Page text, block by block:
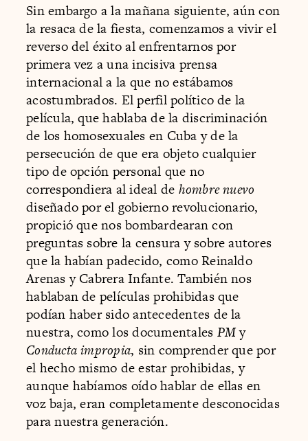
Sin embargo a la mañana siguiente, aún con
la resaca de la fiesta, comenzamos a vivir el
reverso del éxito al enfrentarnos por
primera vez a una incisiva prensa
internacional a la que no estábamos
acostumbrados. El perfil político de la
película, que hablaba de la discriminación
de los homosexuales en Cuba y de la
persecución de que era objeto cualquier
tipo de opción personal que no
correspondiera al ideal de hombre nuevo
diseñado por el gobierno revolucionario,
propició que nos bombardearan con
preguntas sobre la censura y sobre autores
que la habían padecido, como Reinaldo
Arenas y Cabrera Infante. También nos
hablaban de películas prohibidas que
podían haber sido antecedentes de la
nuestra, como los documentales PMy
Conducta impropia, sin comprender que por
el hecho mismo de estar prohibidas, y
aunque habíamos oído hablar de ellas en
voz baja, eran completamente desconocidas
para nuestra generación.